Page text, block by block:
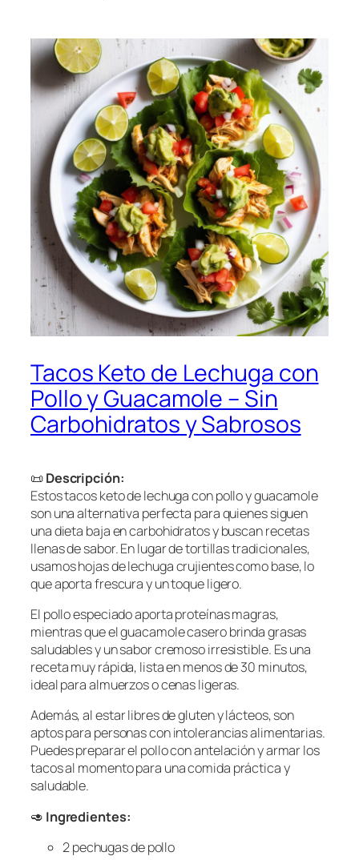
Tacos Keto de Lechuga con
Pollo y Guacamole – Sin
Carbohidratos y Sabrosos
📜Descripción:
Estos tacos keto de lechuga con pollo y guacamole
son una alternativa perfecta para quienes siguen
una dieta baja en carbohidratos y buscan recetas
llenas de sabor. En lugar de tortillas tradicionales,
usamos hojas de lechuga crujientes como base, lo
que aporta frescura y un toque ligero.
El pollo especiado aporta proteínas magras,
mientras que el guacamole casero brinda grasas
saludables y un sabor cremoso irresistible. Es una
receta muy rápida, lista en menos de 30 minutos,
ideal para almuerzos o cenas ligeras.
Además, al estar libres de gluten y lácteos, son
aptos para personas con intolerancias alimentarias.
Puedes preparar el pollo con antelación y armar los
tacos al momento para una comida práctica y
saludable.
🥑 Ingredientes:
2 pechugas de pollo